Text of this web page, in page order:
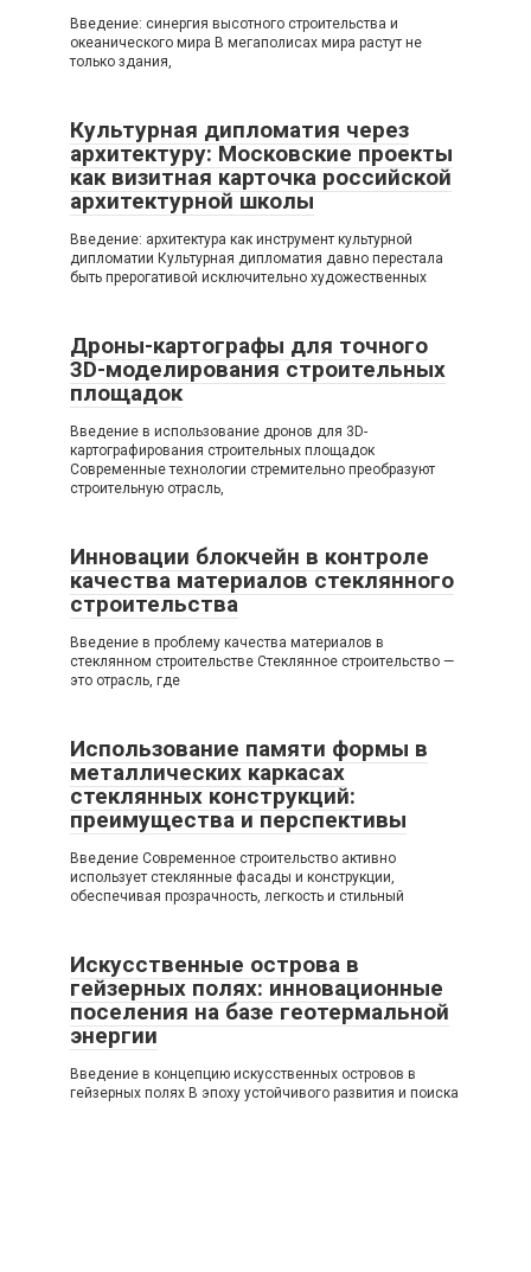
Введение: синергия высотного строительства и
океанического мира В мегаполисах мира растут не
только здания,
Культурная дипломатия через
архитектуру: Московские проекты
как визитная карточка российской
архитектурной школы
Введение: архитектура как инструмент культурной
дипломатии Культурная дипломатия давно перестала
быть прерогативой исключительно художественных
Дроны-картографы для точного
3D-моделирования строительных
площадок
Введение в использование дронов для 3D-
картографирования строительных площадок
Современные технологии стремительно преобразуют
строительную отрасль,
Инновации блокчейн в контроле
качества материалов стеклянного
строительства
Введение в проблему качества материалов в
стеклянном строительстве Стеклянное строительство —
это отрасль, где
Использование памяти формы в
металлических каркасах
стеклянных конструкций:
преимущества и перспективы
Введение Современное строительство активно
использует стеклянные фасады и конструкции,
обеспечивая прозрачность, легкость и стильный
Искусственные острова в
гейзерных полях: инновационные
поселения на базе геотермальной
энергии
Введение в концепцию искусственных островов в
гейзерных полях В эпоху устойчивого развития и поиска